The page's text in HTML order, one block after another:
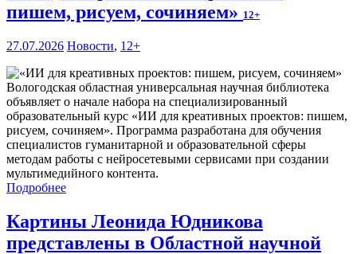
пишем, рисуем, сочиняем» 12+
27.07.2026 Новости, 12+
Вологодская областная универсальная научная библиотека
объявляет о начале набора на специализированный
образовательный курс «ИИ для креативных проектов: пишем,
рисуем, сочиняем». Программа разработана для обучения
специалистов гуманитарной и образовательной сферы
методам работы с нейросетевыми сервисами при создании
мультимедийного контента.
Подробнее
Картины Леонида Юдникова
представлены в Областной научной